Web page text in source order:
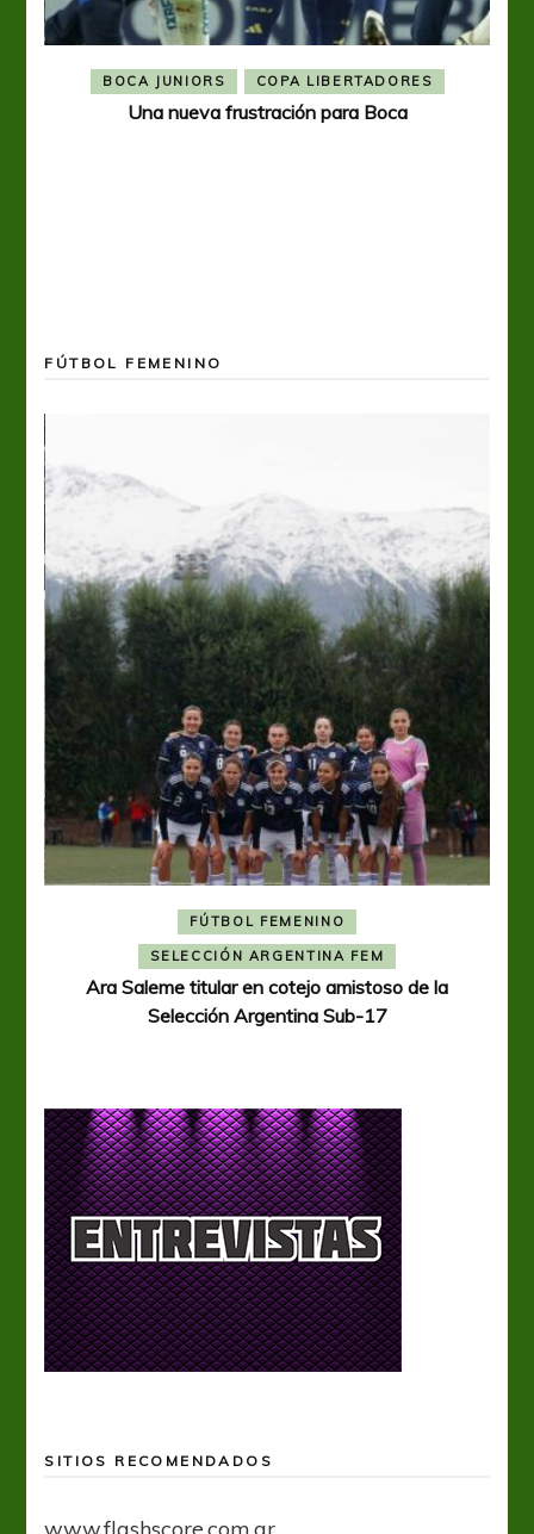
BOCA JUNIORS COPA LIBERTADORES
Una nueva frustración para Boca
FÚTBOL FEMENINO
FÚTBOL FEMENINO
SELECCIÓN ARGENTINA FEM
Ara Saleme titular en cotejo amistoso de la
Selección Argentina Sub-17
SITIOS RECOMENDADOS
www.flashscore.com.ar